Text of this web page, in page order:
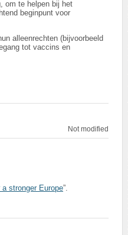
om te helpen bij het
beginpunt voor
alleenrechten (bijvoorbeeld
tot vaccins en
Not modified
stronger Europe”.